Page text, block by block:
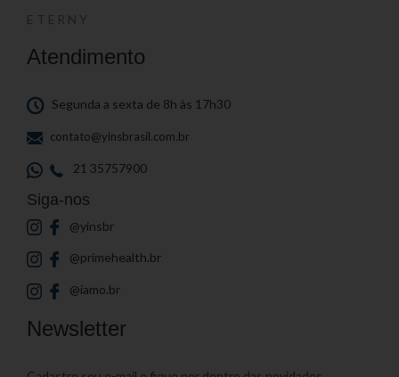
ETERNY
Atendimento
Segunda a sexta de 8h às 17h30
contato@yinsbrasil.com.br
21 35757900
Siga-nos
@yinsbr
@primehealth.br
@iamo.br
Newsletter